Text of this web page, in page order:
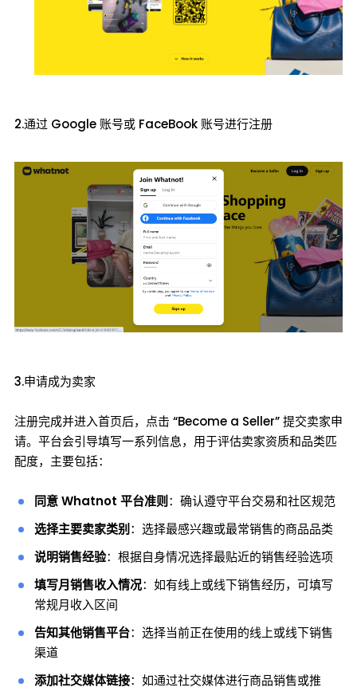
2.通过 Google 账号或 FaceBook 账号进行注册
3.申请成为卖家
注册完成并进入首页后，点击 “Become a Seller” 提交卖家申
请。平台会引导填写一系列信息，用于评估卖家资质和品类匹
配度，主要包括：
同意 Whatnot 平台准则 ：确认遵守平台交易和社区规范
选择主要卖家类别 ：选择最感兴趣或最常销售的商品品类
说明销售经验：根据自身情况选择最贴近的销售经验选项
填写月销售收入情况：如有线上或线下销售经历，可填写
常规月收入区间
告知其他销售平台：选择当前正在使用的线上或线下销售
渠道
添加社交媒体链接：如通过社交媒体进行商品销售或推